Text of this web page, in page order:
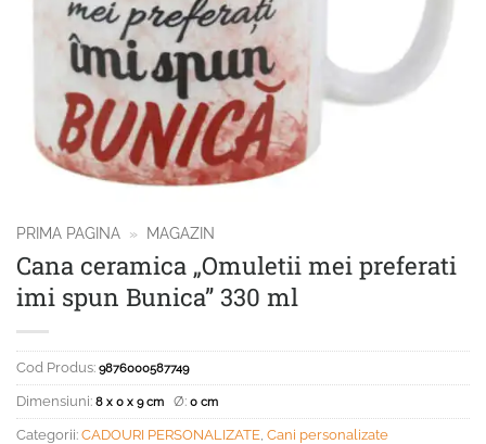
PRIMA PAGINA » MAGAZIN
Cana ceramica „Omuletii mei preferati
imi spun Bunica” 330 ml
Cod Produs: 9876000587749
Dimensiuni: 8 x 0 x 9 cm Ø: 0 cm
Categorii: CADOURI PERSONALIZATE Cani personalizate